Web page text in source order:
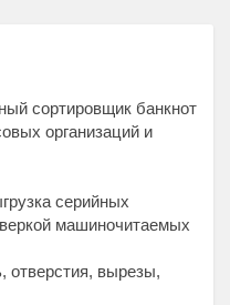
сортировщик банкнот
организаций и
серийных
машиночитаемых
отверстия, вырезы,